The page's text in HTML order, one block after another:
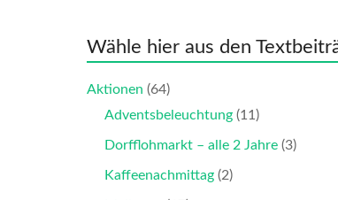
Wähle hier aus den
Aktionen (64)
Adventsbeleuchtung (11)
Dorfflohmarkt – alle 2 Jahre (3)
Kaffeenachmittag (2)